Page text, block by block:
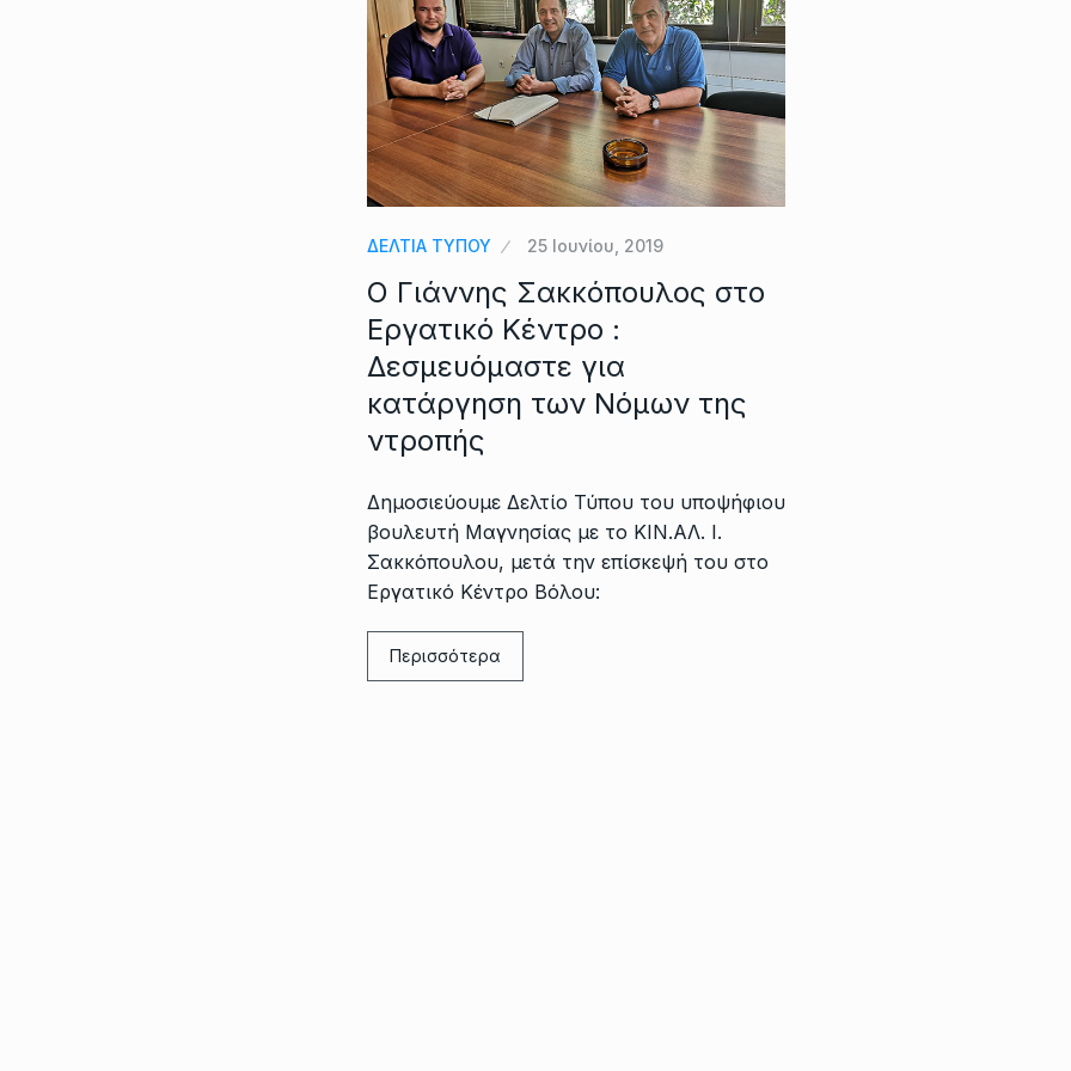
ΔΕΛΤΙΑ ΤΥΠΟΥ 25 Ιουνίου, 2019
Ο Γιάννης Σακκόπουλος στο
Εργατικό Κέντρο :
Δεσμευόμαστε για
κατάργηση των Νόμων της
ντροπής
Δημοσιεύουμε Δελτίο Τύπου του υποψήφιου
βουλευτή Μαγνησίας με το ΚΙΝ.ΑΛ. Ι.
Σακκόπουλου, μετά την επίσκεψή του στο
Εργατικό Κέντρο Βόλου:
Περισσότερα